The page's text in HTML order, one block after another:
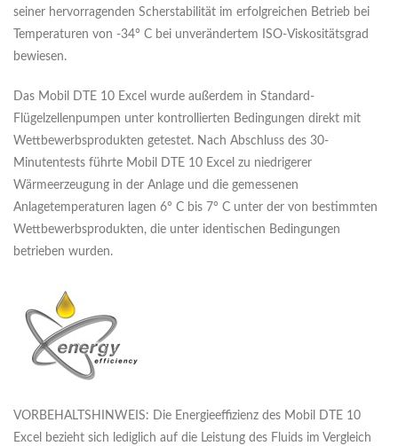
seiner hervorragenden Scherstabilität im erfolgreichen Betrieb bei
Temperaturen von -34° C bei unverändertem ISO-Viskositätsgrad
bewiesen.
Das Mobil DTE 10 Excel wurde außerdem in Standard-
Flügelzellenpumpen unter kontrollierten Bedingungen direkt mit
Wettbewerbsprodukten getestet. Nach Abschluss des 30-
Minutentests führte Mobil DTE 10 Excel zu niedrigerer
Wärmeerzeugung in der Anlage und die gemessenen
Anlagetemperaturen lagen 6° C bis 7° C unter der von bestimmten
Wettbewerbsprodukten, die unter identischen Bedingungen
betrieben wurden.
VORBEHALTSHINWEIS: Die Energieeffizienz des Mobil DTE 10
Excel bezieht sich lediglich auf die Leistung des Fluids im Vergleich